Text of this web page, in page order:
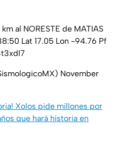
al NORESTE de MATIAS
Lat 17.05 Lon -94.76 Pf
November
Xolos pide millones por
que hará historia en